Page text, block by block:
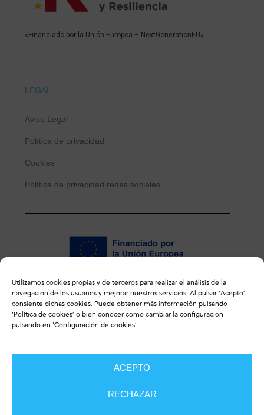
Utilizamos cookies propias y de terceros para realizar el análisis de la
navegación de los usuarios y mejorar nuestros servicios. Al pulsar ‘Acepto’
consiente dichas cookies. Puede obtener más información pulsando
‘Política de cookies’ o bien conocer cómo cambiar la configuración
pulsando en ‘Configuración de cookies’.
ACEPTO
RECHAZAR
«Financiado por la Unión Europea – NextGenerationEU»
LEGAL
Aviso Legal
Política de privacidad
Cookies
Política de privacidad redes sociales
ENLACES DE INTERÉS
Revista ulceras.info